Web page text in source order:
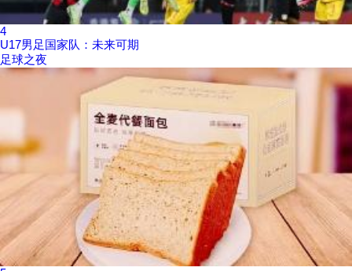
4
U17男足国家队：未来可期
足球之夜